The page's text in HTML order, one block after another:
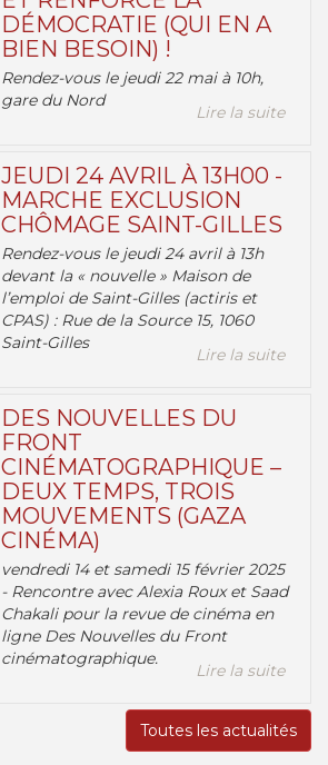
DÉMOCRATIE (QUI EN A
BIEN BESOIN) !
Rendez-vous le jeudi 22 mai à 10h,
gare du Nord
Lire la suite
JEUDI 24 AVRIL À 13H00 -
MARCHE EXCLUSION
CHÔMAGE SAINT-GILLES
Rendez-vous le jeudi 24 avril à 13h
devant la « nouvelle » Maison de
l’emploi de Saint-Gilles (actiris et
CPAS) : Rue de la Source 15, 1060
Saint-Gilles
Lire la suite
DES NOUVELLES DU
FRONT
CINÉMATOGRAPHIQUE –
DEUX TEMPS, TROIS
MOUVEMENTS (GAZA
CINÉMA)
vendredi 14 et samedi 15 février 2025
- Rencontre avec Alexia Roux et Saad
Chakali pour la revue de cinéma en
ligne Des Nouvelles du Front
cinématographique.
Lire la suite
Toutes les actualités